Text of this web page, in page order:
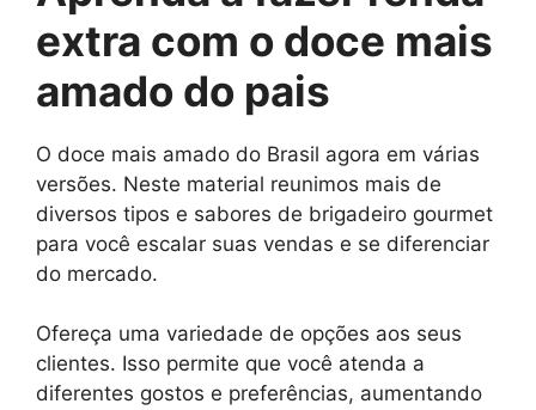
extra com o doce mais
amado do pais
O doce mais amado do Brasil agora em várias
versões. Neste material reunimos mais de
diversos tipos e sabores de brigadeiro gourmet
para você escalar suas vendas e se diferenciar
do mercado.
Ofereça uma variedade de opções aos seus
clientes. Isso permite que você atenda a
diferentes gostos e preferências, aumentando